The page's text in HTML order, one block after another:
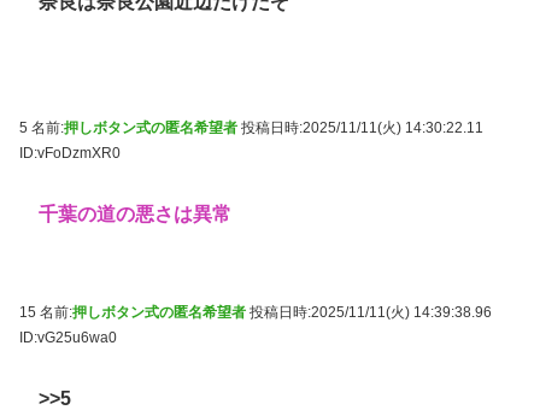
5 名前:押しボタン式の匿名希望者 投稿日時:2025/11/11(火) 14:30:22.11
ID:vFoDzmXR0
千葉の道の悪さは異常
15 名前:押しボタン式の匿名希望者 投稿日時:2025/11/11(火) 14:39:38.96
ID:vG25u6wa0
>>5